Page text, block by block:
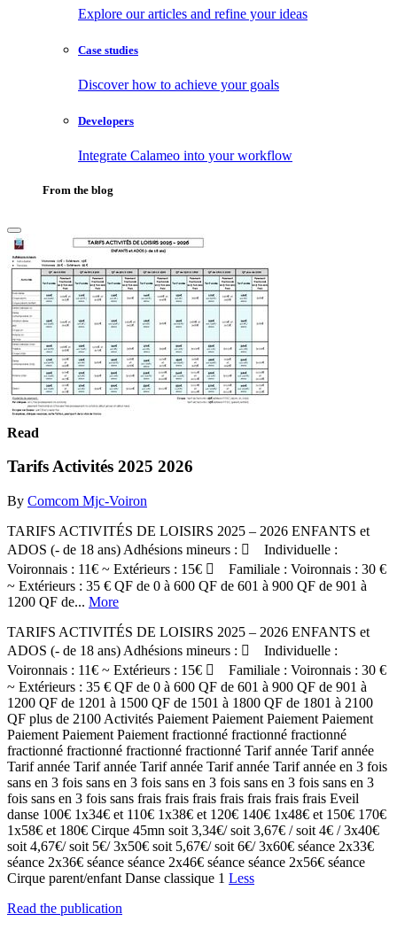
Explore our articles and refine your ideas
Case studies
Discover how to achieve your goals
Developers
Integrate Calameo into your workflow
From the blog
Read
Tarifs Activités 2025 2026
By Comcom Mjc-Voiron
TARIFS ACTIVITÉS DE LOISIRS 2025 – 2026 ENFANTS et
ADOS (- de 18 ans) Adhésions mineurs :  Individuelle :
Voironnais : 11€ ~ Extérieurs : 15€  Familiale : Voironnais : 30 €
~ Extérieurs : 35 € QF de 0 à 600 QF de 601 à 900 QF de 901 à
1200 QF de... More
TARIFS ACTIVITÉS DE LOISIRS 2025 – 2026 ENFANTS et
ADOS (- de 18 ans) Adhésions mineurs :  Individuelle :
Voironnais : 11€ ~ Extérieurs : 15€  Familiale : Voironnais : 30 €
~ Extérieurs : 35 € QF de 0 à 600 QF de 601 à 900 QF de 901 à
1200 QF de 1201 à 1500 QF de 1501 à 1800 QF de 1801 à 2100
QF plus de 2100 Activités Paiement Paiement Paiement Paiement
Paiement Paiement Paiement fractionné fractionné fractionné
fractionné fractionné fractionné fractionné Tarif année Tarif année
Tarif année Tarif année Tarif année Tarif année Tarif année en 3 fois
sans en 3 fois sans en 3 fois sans en 3 fois sans en 3 fois sans en 3
fois sans en 3 fois sans frais frais frais frais frais frais frais Eveil
danse 100€ 1x34€ et 110€ 1x38€ et 120€ 140€ 1x48€ et 150€ 170€
1x58€ et 180€ Cirque 45mn soit 3,34€/ soit 3,67€ / soit 4€ / 3x40€
soit 4,67€/ soit 5€/ 3x50€ soit 5,67€/ soit 6€/ 3x60€ séance 2x33€
séance 2x36€ séance séance 2x46€ séance séance 2x56€ séance
Cirque parent/enfant Danse classique 1 Less
Read the publication